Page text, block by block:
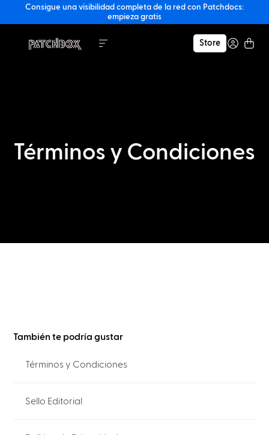
Consigue una visibilidad completa de la red con Patchdocs:
empieza gratis
Store
Términos y Condiciones
También te podría gustar
Términos y Condiciones
Sello Editorial